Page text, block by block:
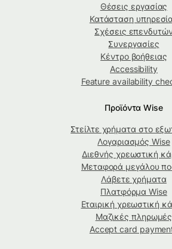
Θέσεις εργασίας
Κατάσταση
Σχέσεις
Συνεργασίες
Κέντρο βοήθειας
Accessibility
Feature availability
Προϊόντα Wise
Στείλτε χρήματα στο
Λογαριασμός Wise
Διεθνής χρεωστική
Μεταφορά μεγάλου
Λάβετε χρήματα
Πλατφόρμα Wise
Εταιρική χρεωστική
Μαζικές πληρωμές
Accept card